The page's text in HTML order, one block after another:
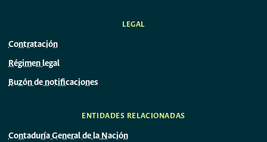
LEGAL
Contratación
Régimen legal
Buzón de notificaciones
ENTIDADES RELACIONADAS
Contaduría General de la Nación